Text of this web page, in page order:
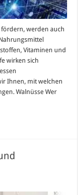
fördern, werden auch
Vitaminen und
wirken sich
Ihnen, mit welchen
Walnüsse Wer